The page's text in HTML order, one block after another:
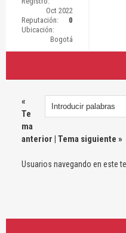
Oct 2022
Reputación:
0
Ubicación:
Bogotá
«
Te
ma
anterior | Tema siguiente »
Usuarios navegando en este